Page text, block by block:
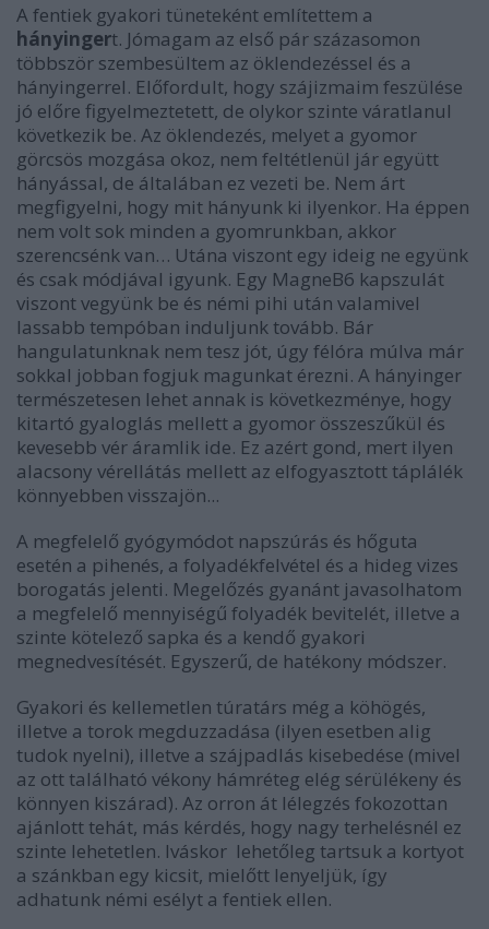
A fentiek gyakori tüneteként említettem a
hányingert. Jómagam az első pár százasomon
többször szembesültem az öklendezéssel és a
hányingerrel. Előfordult, hogy szájizmaim feszülése
jó előre figyelmeztetett, de olykor szinte váratlanul
következik be. Az öklendezés, melyet a gyomor
görcsös mozgása okoz, nem feltétlenül jár együtt
hányással, de általában ez vezeti be. Nem árt
megfigyelni, hogy mit hányunk ki ilyenkor. Ha éppen
nem volt sok minden a gyomrunkban, akkor
szerencsénk van… Utána viszont egy ideig ne együnk
és csak módjával igyunk. Egy MagneB6 kapszulát
viszont vegyünk be és némi pihi után valamivel
lassabb tempóban induljunk tovább. Bár
hangulatunknak nem tesz jót, úgy félóra múlva már
sokkal jobban fogjuk magunkat érezni. A hányinger
természetesen lehet annak is következménye, hogy
kitartó gyaloglás mellett a gyomor összeszűkül és
kevesebb vér áramlik ide. Ez azért gond, mert ilyen
alacsony vérellátás mellett az elfogyasztott táplálék
könnyebben visszajön...
A megfelelő gyógymódot napszúrás és hőguta
esetén a pihenés, a folyadékfelvétel és a hideg vizes
borogatás jelenti. Megelőzés gyanánt javasolhatom
a megfelelő mennyiségű folyadék bevitelét, illetve a
szinte kötelező sapka és a kendő gyakori
megnedvesítését. Egyszerű, de hatékony módszer.
Gyakori és kellemetlen túratárs még a köhögés,
illetve a torok megduzzadása (ilyen esetben alig
tudok nyelni), illetve a szájpadlás kisebedése (mivel
az ott található vékony hámréteg elég sérülékeny és
könnyen kiszárad). Az orron át lélegzés fokozottan
ajánlott tehát, más kérdés, hogy nagy terhelésnél ez
szinte lehetetlen. Iváskor lehetőleg tartsuk a kortyot
a szánkban egy kicsit, mielőtt lenyeljük, így
adhatunk némi esélyt a fentiek ellen.